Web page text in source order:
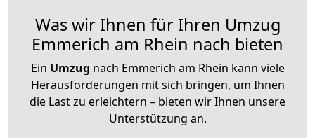
Was wir Ihnen für Ihren Umzug
Emmerich am Rhein nach bieten
Ein Umzug nach Emmerich am Rhein kann viele
Herausforderungen mit sich bringen, um Ihnen
die Last zu erleichtern – bieten wir Ihnen unsere
Unterstützung an.